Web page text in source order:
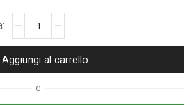
Aggiungi al carrello
O